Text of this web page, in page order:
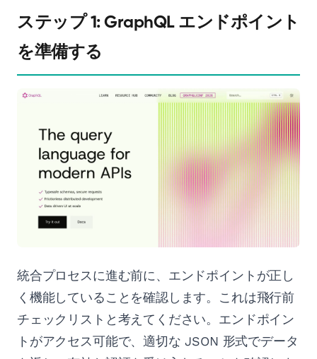
ステップ 1: GraphQL エンドポイント
を準備する
統合プロセスに進む前に、エンドポイントが正し
く機能していることを確認します。これは飛行前
チェックリストと考えてください。エンドポイン
トがアクセス可能で、適切な JSON 形式でデータ